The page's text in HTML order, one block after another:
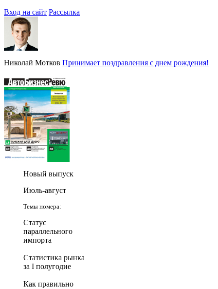
Вход на сайт Рассылка
Николай Мотков Принимает поздравления с днем рождения!
Новый выпуск
Июль-август
Темы номера:
Статус
параллельного
импорта
Статистика рынка
за I полугодие
Как правильно